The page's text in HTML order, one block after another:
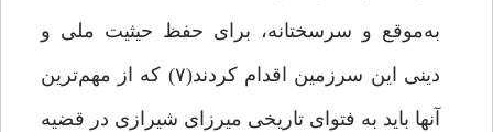
به‌موقع و سرسختانه، برای حفظ حیثیت ملی و
دینی این سرزمین اقدام کردند(۷) که از مهم‌ترین
آنها باید به فتوای تاریخی میرزای شیرازی در قضیه